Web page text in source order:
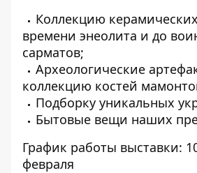
Коллекцию
времени энеолита и до
сарматов;
Археологические
коллекцию костей
Подборку уникальных
Бытовые вещи наших
График работы выставки:
февраля